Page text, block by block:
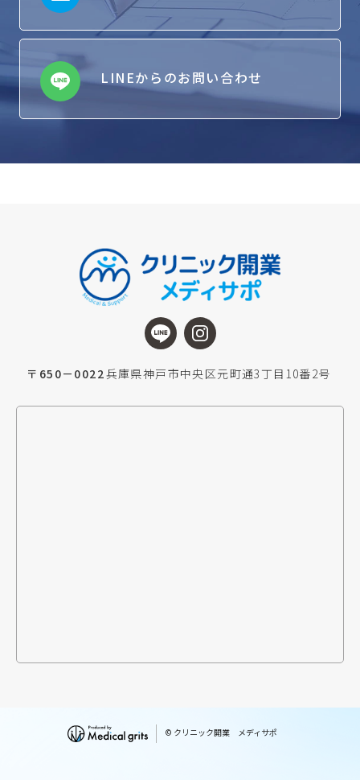
LINEからのお問い合わせ
〒650－0022兵庫県神戸市中央区元町通3丁目10番2号
© クリニック開業 メディサポ